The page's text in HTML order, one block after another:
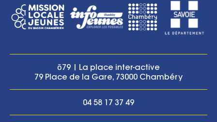
ō79 | La place inter-active
79 Place de la Gare, 73000 Chambéry
04 58 17 37 49